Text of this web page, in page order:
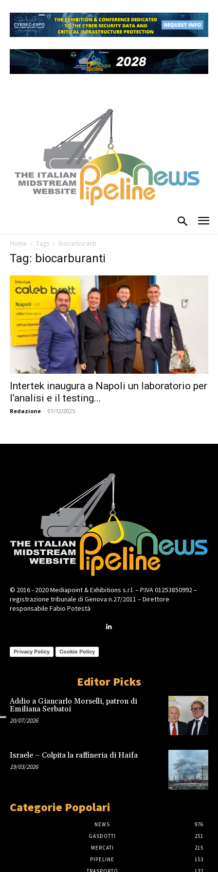
Home Tags Biocarburanti
Tag: biocarburanti
Intertek inaugura a Napoli un laboratorio per
l’analisi e il testing...
Redazione - 01/12/2025
© 2016 - 2020 Mediapoint & Exhibitions s.r.l. – P.IVA 01253850992 –
registrazione tribunale di Genova n.27/2011 – Direttore
responsabile Fabio Potestà
Privacy Policy Cookie Policy
Editor Picks
Addio a Giancarlo Morselli, patron di
Emiliana Serbatoi
20/07/2026
Israele – Colpita la raffineria di Haifa
19/03/2026
Categorie Popolari
NEWS
976
GASDOTTI
251
MERCATI
215
PIPELINE
153